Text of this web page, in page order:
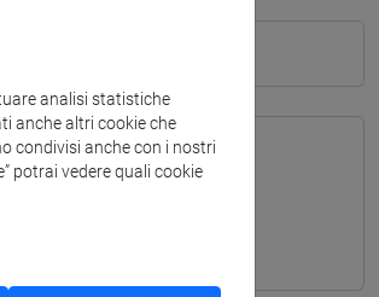
analisi statistiche
anche altri cookie che
condivisi anche con i nostri
potrai vedere quali cookie